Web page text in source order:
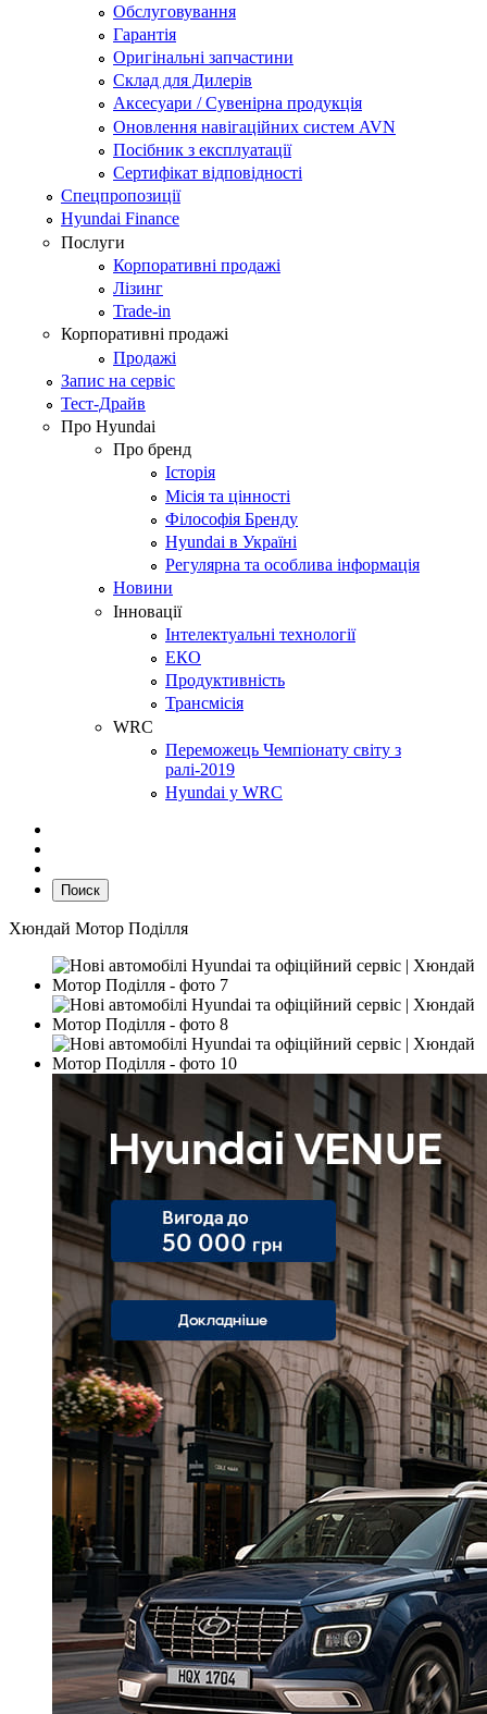
Обслуговування
Гарантія
Оригінальні запчастини
Склад для Дилерів
Аксесуари / Сувенірна продукція
Оновлення навігаційних систем AVN
Посібник з експлуатації
Сертифікат відповідності
Спецпропозиції
Hyundai Finance
Послуги
Корпоративні продажі
Лізинг
Trade-in
Корпоративні продажі
Продажі
Запис на сервіс
Тест-Драйв
Про Hyundai
Про бренд
Історія
Місія та цінності
Філософія Бренду
Hyundai в Україні
Регулярна та особлива інформація
Новини
Інновації
Інтелектуальні технології
ЕКО
Продуктивність
Трансмісія
WRC
Переможець Чемпіонату світу з
ралі-2019
Hyundai у WRC
Поиск
Хюндай Мотор Поділля